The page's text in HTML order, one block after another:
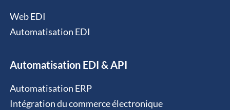
Web EDI
Automatisation EDI
Automatisation EDI & API
Automatisation ERP
Intégration du commerce électronique